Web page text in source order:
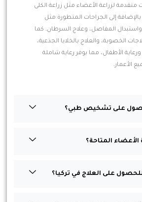
متقدمة لزراعة الأعضاء مثل زراعة الكلى
بالإضافة إلى الجراحات المتطورة مثل
المفاصل، وعلاج السرطان. كما
الخصوبة، والعلاج بالخلايا الجذعية،
ورعاية الأطفال، مما يوفر رعاية شاملة
الأعمار.
على تشخيص طبي؟
الأعضاء المتاحة؟
على العلاج في تركيا؟